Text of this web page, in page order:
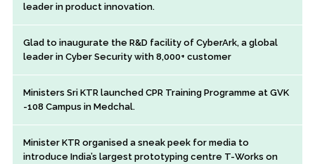
leader in product innovation.
Glad to inaugurate the R&D facility of CyberArk, a global
leader in Cyber Security with 8,000+ customer
Ministers Sri KTR launched CPR Training Programme at GVK
-108 Campus in Medchal.
Minister KTR organised a sneak peek for media to
introduce India’s largest prototyping centre T-Works on